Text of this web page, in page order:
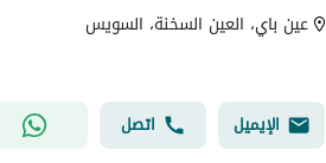
عين باي، العين السخنة، السويس
الإيميل اتصل